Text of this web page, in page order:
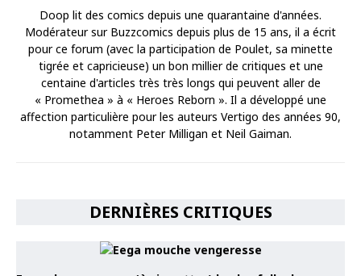
Doop lit des comics depuis une quarantaine d'années.
Modérateur sur Buzzcomics depuis plus de 15 ans, il a écrit
pour ce forum (avec la participation de Poulet, sa minette
tigrée et capricieuse) un bon millier de critiques et une
centaine d'articles très très longs qui peuvent aller de
« Promethea » à « Heroes Reborn ». Il a développé une
affection particulière pour les auteurs Vertigo des années 90,
notamment Peter Milligan et Neil Gaiman.
DERNIÈRES CRITIQUES